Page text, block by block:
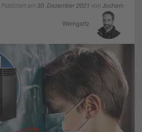
Publiziert am 30. Dezember 2021 von Jochem
Weingartz